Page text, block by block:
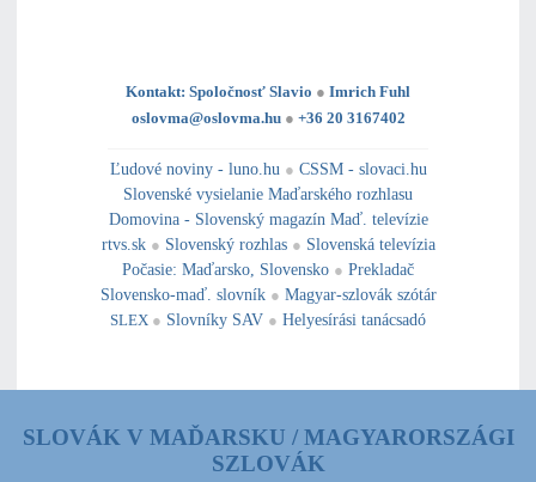
Kontakt: Spoločnosť Slavio ● Imrich Fuhl
oslovma@oslovma.hu ● +36 20 3167402
Ľudové noviny - luno.hu ● CSSM - slovaci.hu
Slovenské vysielanie Maďarského rozhlasu
Domovina - Slovenský magazín Maď. televízie
rtvs.sk ● Slovenský rozhlas ● Slovenská televízia
Počasie: Maďarsko Slovensko ● Prekladač
Slovensko-maď. slovník ● Magyar-szlovák szótár
SLEX ● Slovníky SAV ● Helyesírási tanácsadó
SLOVÁK V MAĎARSKU / MAGYARORSZÁGI
SZLOVÁK